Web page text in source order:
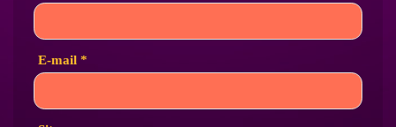
E-mail *